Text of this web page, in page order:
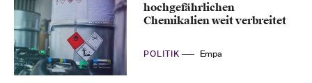
hochgefährlichen
Chemikalien weit verbreitet
POLITIK Empa